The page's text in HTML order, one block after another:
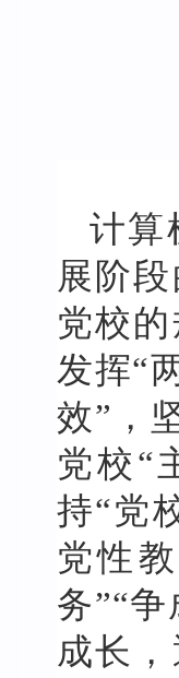
计算
展阶
党校
发挥“
效”，
党校“
持“党
党性
务”“
成长